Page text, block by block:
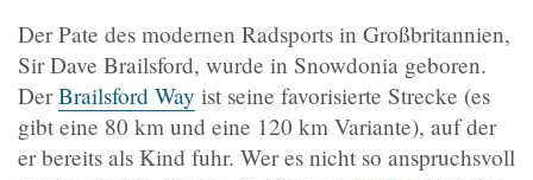
Der Pate des modernen Radsports in Großbritannien,
Sir Dave Brailsford, wurde in Snowdonia geboren.
DerBrailsford Way ist seine favorisierte Strecke (es
gibt eine 80 km und eine 120 km Variante), auf der
er bereits als Kind fuhr. Wer es nicht so anspruchsvoll